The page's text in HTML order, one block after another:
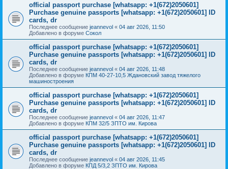
official passport purchase [whatsapp: +1(672)2050601]
Purchase genuine passports [whatsapp: +1(672)2050601] ID
cards, dr
Последнее сообщение jeannevol « 04 авг 2026, 11:50
Добавлено в форуме Сокол
official passport purchase [whatsapp: +1(672)2050601]
Purchase genuine passports [whatsapp: +1(672)2050601] ID
cards, dr
Последнее сообщение jeannevol « 04 авг 2026, 11:48
Добавлено в форуме КПМ 40-27-10,5 Ждановский завод тяжелого
машиностроения
official passport purchase [whatsapp: +1(672)2050601]
Purchase genuine passports [whatsapp: +1(672)2050601] ID
cards, dr
Последнее сообщение jeannevol « 04 авг 2026, 11:47
Добавлено в форуме КПМ 32/5 ЗПТО им. Кирова
official passport purchase [whatsapp: +1(672)2050601]
Purchase genuine passports [whatsapp: +1(672)2050601] ID
cards, dr
Последнее сообщение jeannevol « 04 авг 2026, 11:45
Добавлено в форуме КПД 5/3,2 ЗПТО им. Кирова